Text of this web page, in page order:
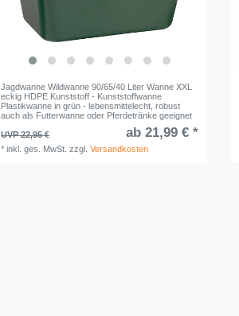
Jagdwanne Wildwanne 90/65/40 Liter Wanne XXL
eckig HDPE Kunststoff - Kunststoffwanne
Plastikwanne in grün - lebensmittelecht, robust
auch als Futterwanne oder Pferdetränke geeignet
UVP 22,95 €
ab 21,99 € *
*inkl. ges. MwSt. zzgl.Versandkosten